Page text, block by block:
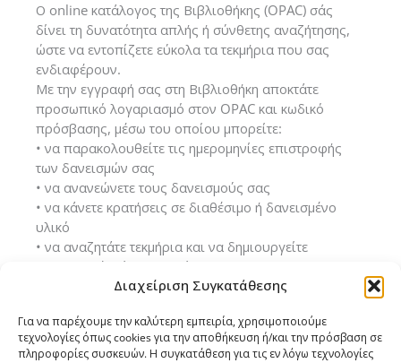
Διαχείριση Συγκατάθεσης
Για να παρέχουμε την καλύτερη εμπειρία, χρησιμοποιούμε
τεχνολογίες όπως cookies για την αποθήκευση ή/και την πρόσβαση σε
πληροφορίες συσκευών. Η συγκατάθεση για τις εν λόγω τεχνολογίες
Ο online κατάλογος της Βιβλιοθήκης (OPAC) σάς
δίνει τη δυνατότητα απλής ή σύνθετης αναζήτησης,
ώστε να εντοπίζετε εύκολα τα τεκμήρια που σας
ενδιαφέρουν.
Με την εγγραφή σας στη Βιβλιοθήκη αποκτάτε
προσωπικό λογαριασμό στον OPAC και κωδικό
πρόσβασης, μέσω του οποίου μπορείτε:
• να παρακολουθείτε τις ημερομηνίες επιστροφής
των δανεισμών σας
• να ανανεώνετε τους δανεισμούς σας
• να κάνετε κρατήσεις σε διαθέσιμο ή δανεισμένο
υλικό
• να αναζητάτε τεκμήρια και να δημιουργείτε
προσωπικές λίστες βιβλίων
• να έχετε πρόσβαση στο ιστορικό των δανεισμών
• να διαχειρίζεστε τα προσωπικά σας στοιχεία και τις
ρυθμίσεις ιδιωτικότητας